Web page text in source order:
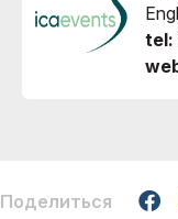
tel:
Поделиться